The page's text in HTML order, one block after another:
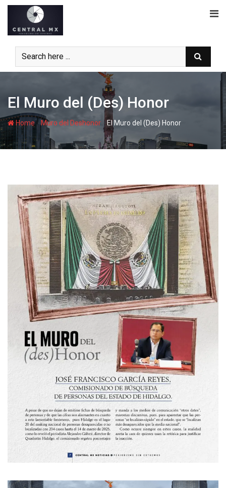
Skip
content
El Muro del (Des) Honor
Home-Muro del Deshonor - El Muro del (Des) Honor